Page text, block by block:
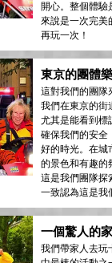
開心。整個體驗
來說是一次完美
再玩一次！
東京的團體樂
這對我們的團隊
我們在東京的街
尤其是能看到標
確保我們的安全
好的時光。在城
的景色和有趣的
這是我們團隊探
一致認為這是我
一個驚人的
我們帶家人去玩